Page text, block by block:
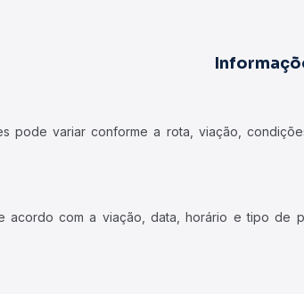
pode variar conforme a rota, viação,
acordo com a viação, data, horário e tipo de